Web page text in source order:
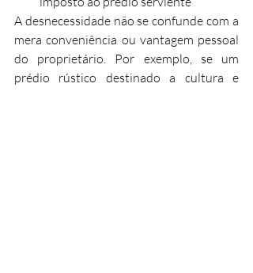
A desnecessidade não se confunde com a
mera conveniência ou vantagem pessoal
do proprietário. Por exemplo, se um
prédio rústico destinado a cultura e